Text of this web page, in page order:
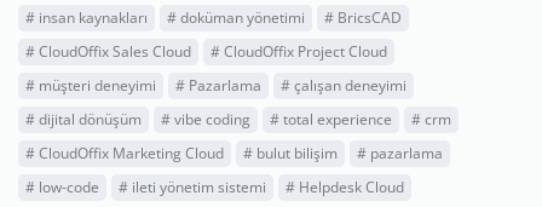
# insan kaynakları #doküman yönetimi # BricsCAD
#CloudOffix Sales Cloud #CloudOffix Project Cloud
# müşteri deneyimi # Pazarlama #çalışan deneyimi
#dijital dönüşüm #vibe coding #total experience #crm
#CloudOffix Marketing Cloud # bulut bilişim # pazarlama
# low-code # ileti yönetim sistemi # Helpdesk Cloud